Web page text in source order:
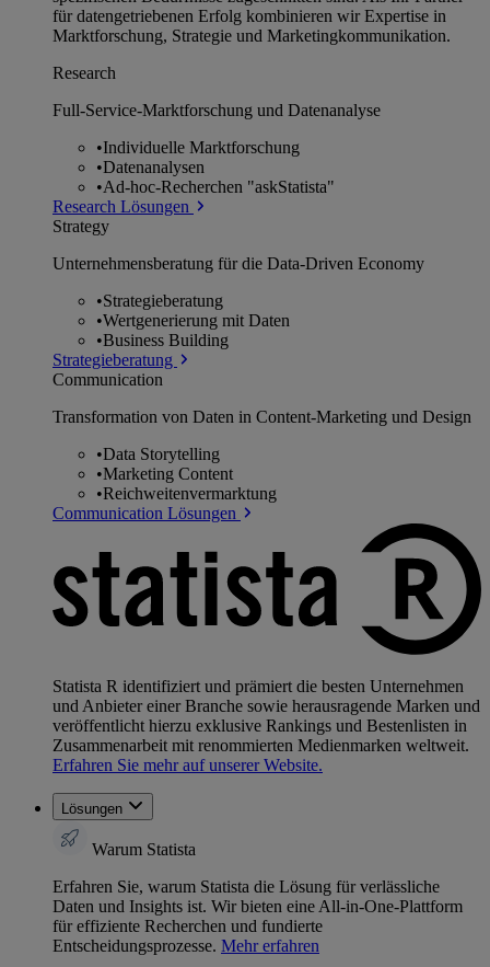
für datengetriebenen Erfolg kombinieren wir Expertise in
Marktforschung, Strategie und Marketingkommunikation.
Research
Full-Service-Marktforschung und Datenanalyse
•Individuelle Marktforschung
•Datenanalysen
•Ad-hoc-Recherchen "askStatista"
Research Lösungen
Strategy
Unternehmens­beratung für die Data-Driven Economy
•Strategieberatung
•Wertgenerierung mit Daten
•Business Building
Strategieberatung
Communication
Transformation von Daten in Content-Marketing und Design
•Data Storytelling
•Marketing Content
•Reichweitenvermarktung
Communication Lösungen
Statista R identifiziert und prämiert die besten Unternehmen
und Anbieter einer Branche sowie herausragende Marken und
veröffentlicht hierzu exklusive Rankings und Bestenlisten in
Zusammenarbeit mit renommierten Medienmarken weltweit.
Erfahren Sie mehr auf unserer Website.
Lösungen
Warum Statista
Erfahren Sie, warum Statista die Lösung für verlässliche
Daten und Insights ist. Wir bieten eine All-in-One-Plattform
für effiziente Recherchen und fundierte
Entscheidungsprozesse. Mehr erfahren